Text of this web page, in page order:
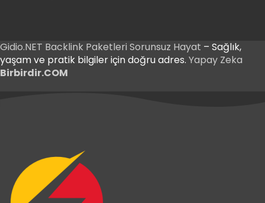
Gidio.NET Backlink Paketleri Sorunsuz Hayat – Sağlık,
yaşam ve pratik bilgiler için doğru adres. Yapay Zeka
Birbirdir.COM